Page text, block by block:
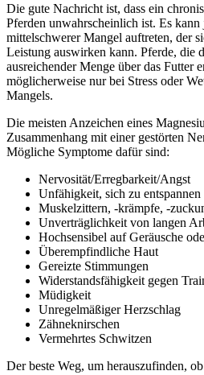
Die gute Nachricht ist, dass ein
Pferden unwahrscheinlich ist. Es
mittelschwerer Mangel auftreten, der
Leistung auswirken kann. Pferde, die
ausreichender Menge über das Futter
möglicherweise nur bei Stress oder
Mangels.
Die meisten Anzeichen eines
Zusammenhang mit einer gestörten
Mögliche Symptome dafür sind:
Nervosität/Erregbarkeit/Angst
Unfähigkeit, sich zu
Muskelzittern, -krämpfe, -
Unverträglichkeit von langen
Hochsensibel auf Geräusche
Überempfindliche Haut
Gereizte Stimmungen
Widerstandsfähigkeit gegen
Müdigkeit
Unregelmäßiger Herzschlag
Zähneknirschen
Vermehrtes Schwitzen
Der beste Weg, um herauszufinden,